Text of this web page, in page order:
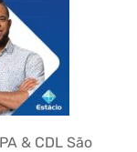
& CDL São